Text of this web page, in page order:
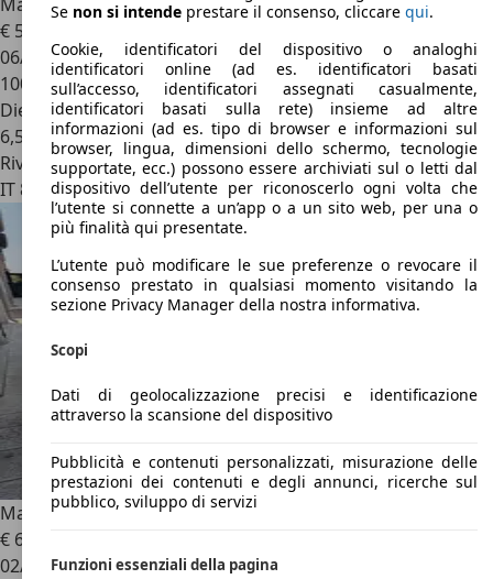
€ 5.490
06/2015
100.000 km
Diesel
6,5 l/100 km (comb.)
Rivenditore
IT 80144Napoli - Na
Mahindra XUV500XUV 500 w8
€ 6.800
02/2017
Se non si intende prestare il consenso, cliccare qui.
Cookie, identificatori del dispositivo o analoghi
identificatori online (ad es. identificatori basati
sull’accesso, identificatori assegnati casualmente,
identificatori basati sulla rete) insieme ad altre
informazioni (ad es. tipo di browser e informazioni sul
browser, lingua, dimensioni dello schermo, tecnologie
supportate, ecc.) possono essere archiviati sul o letti dal
dispositivo dell’utente per riconoscerlo ogni volta che
l’utente si connette a un’app o a un sito web, per una o
più finalità qui presentate.
L’utente può modificare le sue preferenze o revocare il
consenso prestato in qualsiasi momento visitando la
sezione Privacy Manager della nostra informativa.
Scopi
Dati di geolocalizzazione precisi e identificazione
attraverso la scansione del dispositivo
Pubblicità e contenuti personalizzati, misurazione delle
prestazioni dei contenuti e degli annunci, ricerche sul
pubblico, sviluppo di servizi
Funzioni essenziali della pagina